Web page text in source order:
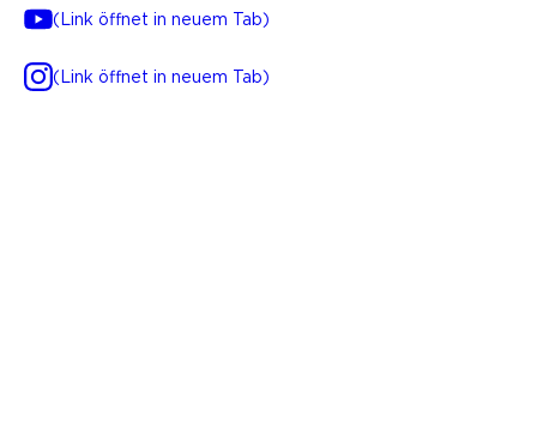
(Link öffnet in neuem Tab)
(Link öffnet in neuem Tab)